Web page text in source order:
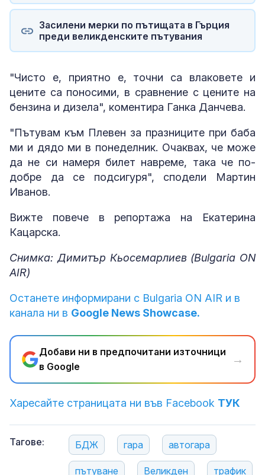
Засилени мерки по пътищата в Гърция
преди великденските пътувания
"Чисто е, приятно е, точни са влаковете и
цените са поносими, в сравнение с цените на
бензина и дизела", коментира Ганка Данчева.
"Пътувам към Плевен за празниците при баба
ми и дядо ми в понеделник. Очаквах, че може
да не си намеря билет навреме, така че по-
добре да се подсигуря", сподели Мартин
Иванов.
Вижте повече в репортажа на Екатерина
Кацарска.
Снимка: Димитър Кьосемарлиев (Bulgaria ON
AIR)
Останете информирани с Bulgaria ON AIR и в
канала ни в Google News Showcase.
Добави ни в предпочитани източници
в Google
→
Харесайте страницата ни във Facebook ТУК
Тагове: БДЖ гара автогара
пътуване Великден трафик